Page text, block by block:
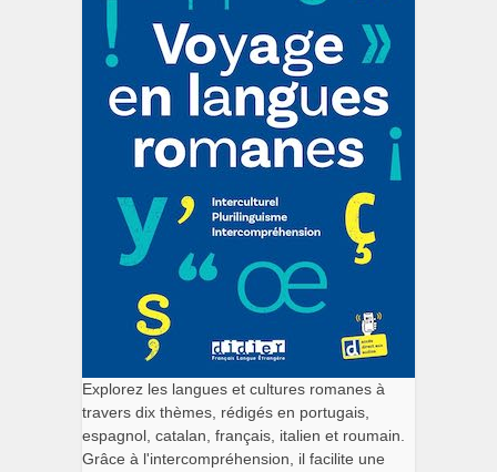
Explorez les langues et cultures romanes à
travers dix thèmes, rédigés en portugais,
espagnol, catalan, français, italien et roumain.
Grâce à l'intercompréhension, il facilite une